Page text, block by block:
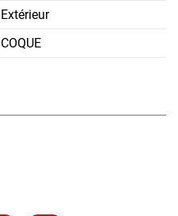
Extérieur
COQUE